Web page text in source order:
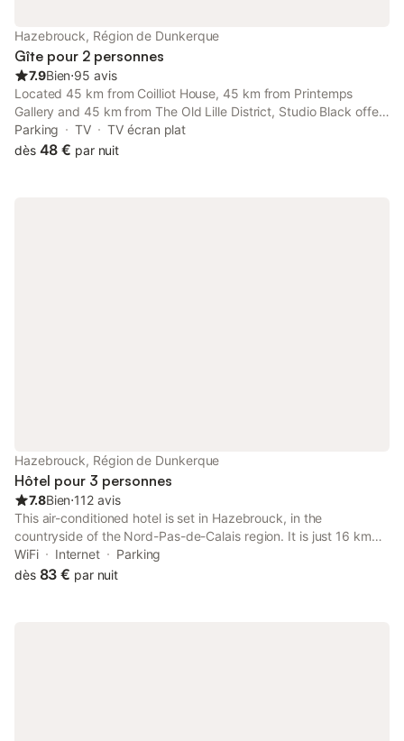
Hazebrouck, Région de Dunkerque
Gîte pour 2 personnes
7.9Bien⋅95 avis
Located 45 km from Coilliot House, 45 km from Printemps
Gallery and 45 km from The Old Lille District, Studio Black offers
accommodation situated in Hazebrouck.
Parking TV
TV écran plat
dès 48 € par nuit
Hazebrouck, Région de Dunkerque
Hôtel pour 3 personnes
7.8Bien⋅112 avis
This air-conditioned hotel is set in Hazebrouck, in the
countryside of the Nord-Pas-de-Calais region. It is just 16 km
from the border of Belgium and features free Wi-Fi access and a
garden with a terrace.
WiFi Internet
Parking
dès 83 € par nuit